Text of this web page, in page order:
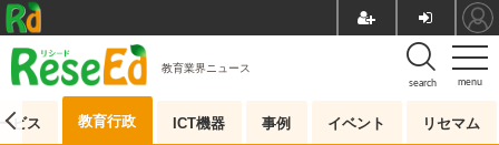
menu
search
教育業界ニュース
ビス 教育行政 ICT機器 事例 イベント リセマム